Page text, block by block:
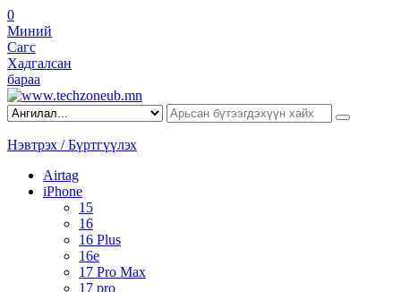
0
Миний
Сагс
Хадгалсан
бараа
Нэвтрэх / Бүртгүүлэх
Airtag
iPhone
15
16
16 Plus
16e
17 Pro Max
17 pro